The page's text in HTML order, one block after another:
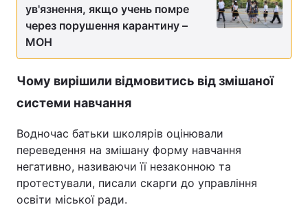
ув'язнення, якщо учень помре
через порушення карантину –
МОН
Чому вирішили відмовитись від змішаної
системи навчання
Водночас батьки школярів оцінювали
переведення на змішану форму навчання
негативно, називаючи її незаконною та
протестували, писали скарги до управління
освіти міської ради.